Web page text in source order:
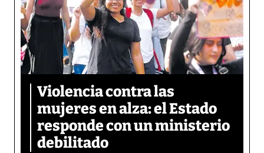
Violencia contra las
mujeres en alza: el Estado
responde con un ministerio
debilitado